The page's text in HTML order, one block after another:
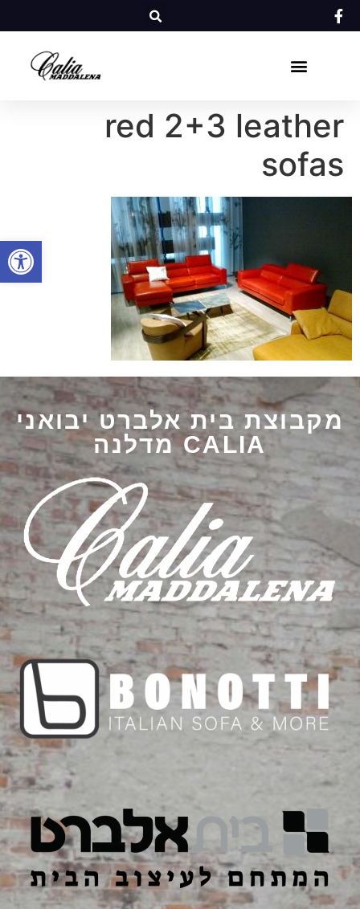
פתח
red 2+3 leather
sofas
מקבוצת בית אלברט יבואני
CALIA מדלנה